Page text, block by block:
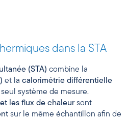
dans la STA
(STA) combine la
et la calorimétrie différentielle
système de mesure.
les flux de chaleursont
sur le même échantillon afin de